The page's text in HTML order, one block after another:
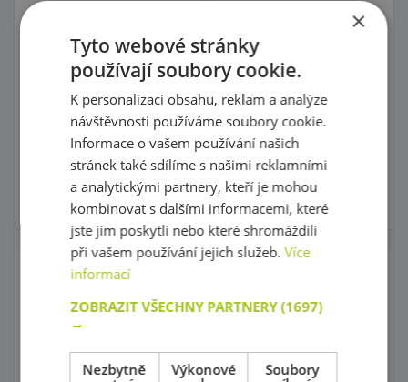
kód: 50 N9203
Předpokládaný termín
dodání:do 30 dnů
2 939,00 Kč
3 150,00 Kč
Nejnižší cena za posledních 30
dní před slevou: 2 939,00 Kč
Do košíku
Skladem 0 ks
Předpokládaný termín
dodání:do 30 dnů
2 939,00 Kč
3 150,00 Kč
Nejnižší cena za posledních 30
dní před slevou: 2 939,00 Kč
Do košíku
Skladem 0 ks
Kontejner střední -
žlutý
kód: 50 N9206
Předpokládaný termín
dodání:do 30 dnů
Kontejner velký - bílý
Předpokládaný termín
dodání:do 30 dnů
×
Tyto webové stránky
používají soubory cookie.
K personalizaci obsahu, reklam a analýze
návštěvnosti používáme soubory cookie.
Informace o vašem používání našich
stránek také sdílíme s našimi reklamními
a analytickými partnery, kteří je mohou
kombinovat s dalšími informacemi, které
jste jim poskytli nebo které shromáždili
při vašem používání jejich služeb.Více
informací
ZOBRAZIT VŠECHNY PARTNERY(1697)
→
Nezbytně
Výkonové
Soubory